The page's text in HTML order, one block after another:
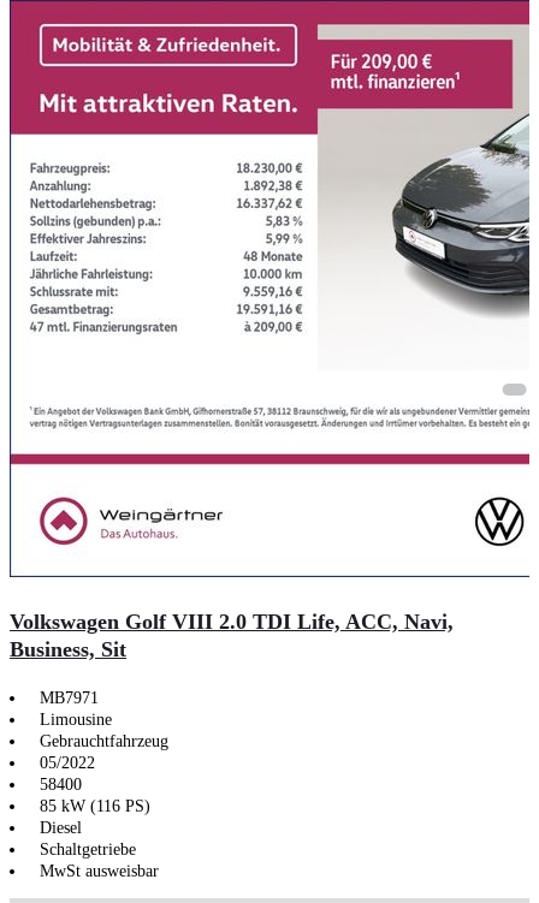
Volkswagen Golf VIII 2.0 TDI Life, ACC, Navi,
Business, Sit
MB7971
Limousine
Gebrauchtfahrzeug
05/2022
58400
85 kW (116 PS)
Diesel
Schaltgetriebe
MwSt ausweisbar